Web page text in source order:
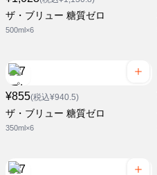
ザ・ブリュー 糖質ゼロ
500ml×6
¥855(税込¥940.5)
ザ・ブリュー 糖質ゼロ
350ml×6